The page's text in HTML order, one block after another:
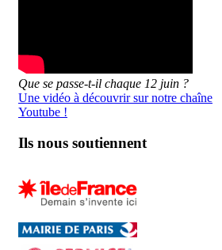
Que se passe-t-il chaque 12 juin ?
Une vidéo à découvrir sur notre chaîne
Youtube !
Ils nous soutiennent